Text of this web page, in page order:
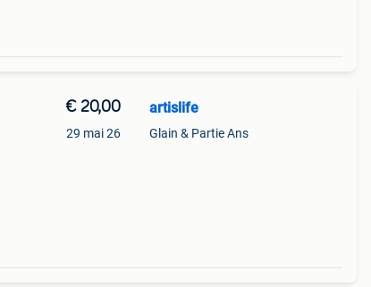
€ 20,00
29 mai 26
artislife
Glain & Partie Ans